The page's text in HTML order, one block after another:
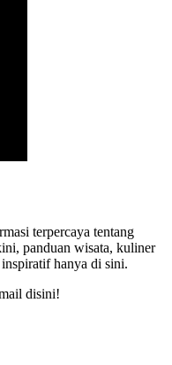
terpercaya tentang
panduan wisata, kuliner
hanya di sini.
disini!